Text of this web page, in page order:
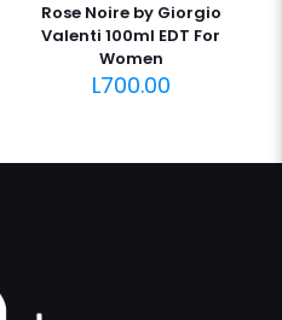
Rose Noire by Giorgio
Valenti 100ml EDT For
Women
L700.00